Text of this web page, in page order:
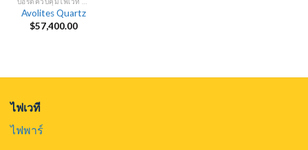
Avolites Quartz
$57,400.00
ไฟเวที
ไฟพาร์